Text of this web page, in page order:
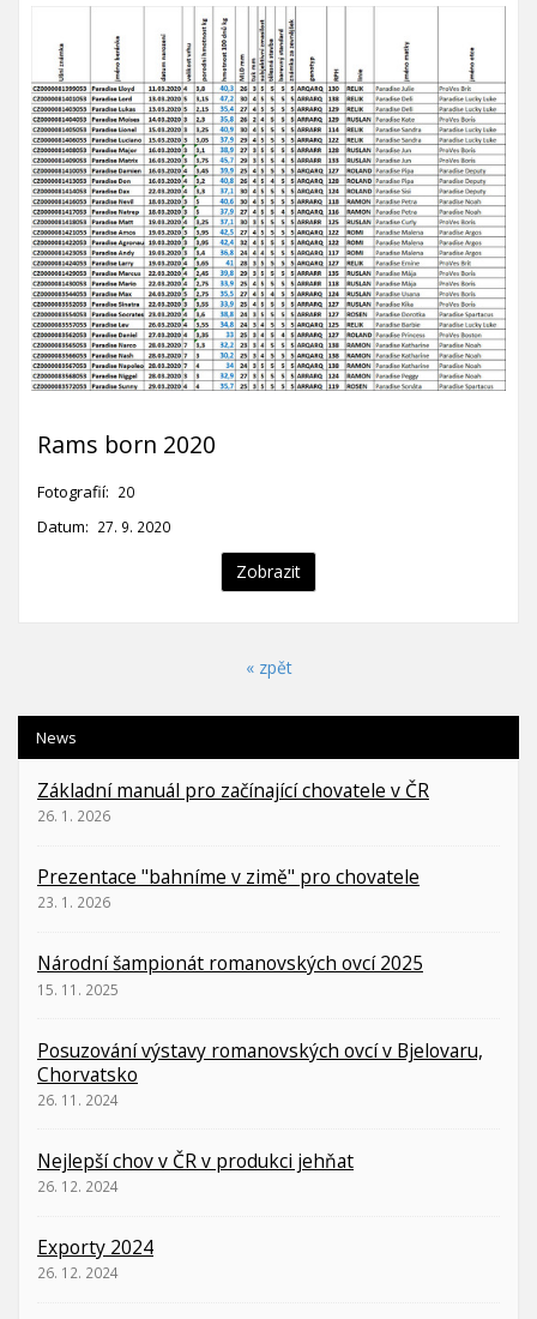
Rams born 2020
Fotografií: 20
Datum: 27. 9. 2020
Zobrazit
« zpět
News
Základní manuál pro začínající chovatele v ČR
26. 1. 2026
Prezentace "bahníme v zimě" pro chovatele
23. 1. 2026
Národní šampionát romanovských ovcí 2025
15. 11. 2025
Posuzování výstavy romanovských ovcí v Bjelovaru,
Chorvatsko
26. 11. 2024
Nejlepší chov v ČR v produkci jehňat
26. 12. 2024
Exporty 2024
26. 12. 2024